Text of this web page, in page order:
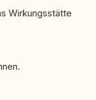
Wirkungsstätte